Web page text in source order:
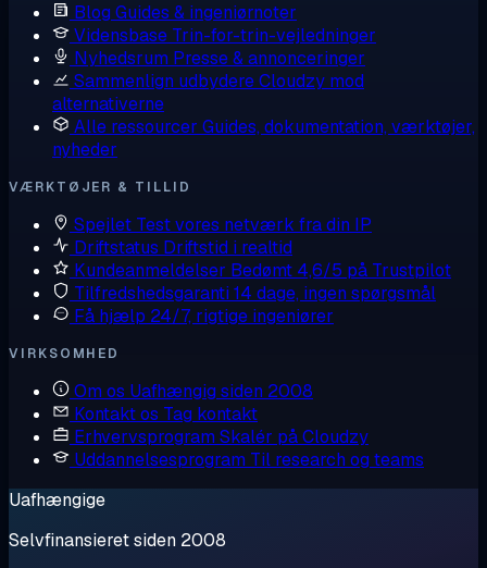
Blog Guides & ingeniørnoter
Vidensbase Trin-for-trin-vejledninger
Nyhedsrum Presse & annonceringer
Sammenlign udbydereCloudzy mod
alternativerne
Alle ressourcer Guides, dokumentation, værktøjer,
nyheder
VÆRKTØJER & TILLID
Spejlet Test vores netværk fra din IP
Driftstatus Driftstid i realtid
Kundeanmeldelser Bedømt 4,6/5 på Trustpilot
Tilfredshedsgaranti 14 dage, ingen spørgsmål
Få hjælp 24/7, rigtige ingeniører
VIRKSOMHED
Om os Uafhængig siden 2008
Kontakt os Tag kontakt
Erhvervsprogram Skalér på Cloudzy
Uddannelsesprogram Til research og teams
Uafhængige
Selvfinansieret siden 2008